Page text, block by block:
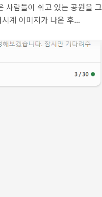
사람들이 쉬고 있는 공원을 그
계 이미지가 나온 후...